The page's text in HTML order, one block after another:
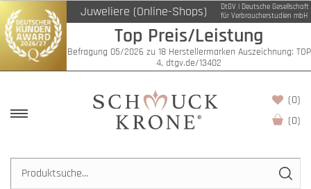
Juweliere (Online-Shops)
DtGV | Deutsche Gesellschaft
für Verbraucherstudien mbH
Top Preis/Leistung
Befragung 05/2026 zu 18 Herstellermarken Auszeichnung: TOP
4, dtgv.de/13402
(0)
(0)